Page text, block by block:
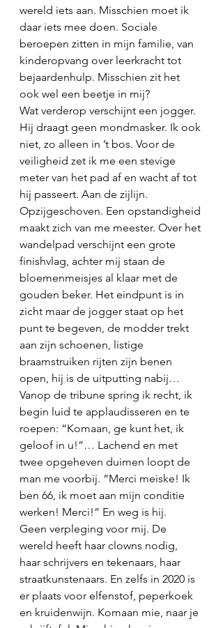
wereld iets aan. Misschien moet ik
daar iets mee doen. Sociale
beroepen zitten in mijn familie, van
kinderopvang over leerkracht tot
bejaardenhulp. Misschien zit het
ook wel een beetje in mij?
Wat verderop verschijnt een jogger.
Hij draagt geen mondmasker. Ik ook
niet, zo alleen in ’t bos. Voor de
veiligheid zet ik me een stevige
meter van het pad af en wacht af tot
hij passeert. Aan de zijlijn.
Opzijgeschoven. Een opstandigheid
maakt zich van me meester. Over het
wandelpad verschijnt een grote
finishvlag, achter mij staan de
bloemenmeisjes al klaar met de
gouden beker. Het eindpunt is in
zicht maar de jogger staat op het
punt te begeven, de modder trekt
aan zijn schoenen, listige
braamstruiken rijten zijn benen
open, hij is de uitputting nabij…
Vanop de tribune spring ik recht, ik
begin luid te applaudisseren en te
roepen: “Komaan, ge kunt het, ik
geloof in u!”… Lachend en met
twee opgeheven duimen loopt de
man me voorbij. “Merci meiske! Ik
ben 66, ik moet aan mijn conditie
werken! Merci!” En weg is hij.
Geen verpleging voor mij. De
wereld heeft haar clowns nodig,
haar schrijvers en tekenaars, haar
straatkunstenaars. En zelfs in 2020 is
er plaats voor elfenstof, peperkoek
en kruidenwijn. Komaan mie, naar je